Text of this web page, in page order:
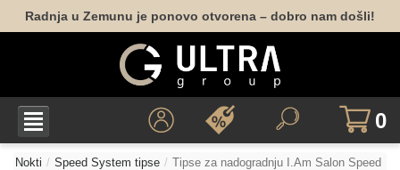
Radnja u Zemunu je ponovo otvorena – dobro nam došli!
0
Nokti Speed System tipse
Tipse za nadogradnju I.Am Salon Speed